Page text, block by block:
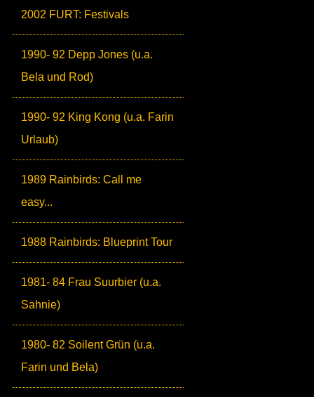
2002 FURT: Festivals
1990- 92 Depp Jones (u.a.
Bela und Rod)
1990- 92 King Kong (u.a. Farin
Urlaub)
1989 Rainbirds: Call me
easy...
1988 Rainbirds: Blueprint Tour
1981- 84 Frau Suurbier (u.a.
Sahnie)
1980- 82 Soilent Grün (u.a.
Farin und Bela)